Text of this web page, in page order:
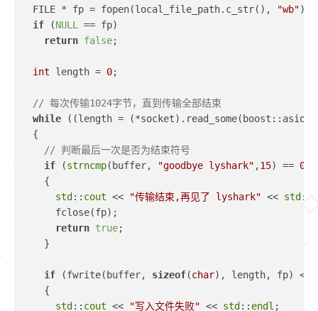
  FILE * fp = fopen(local_file_path.c_str(),
"wb");
if (NULL
== fp)
return false;
int length = 0;
// 每次传输1024字节，直到传输全部结束
while ((length =
  {
// 判断最后一次是否为结束符号
if (strncmp(buffer, "goodbye lyshark" ,15) == 0
    {
std :: cout << "传输结束,再见了 lyshark" << std ::
      fclose(fp);
return true;
    }
if (fwrite(buffer, sizeof(char), length, fp) <
    {
std :: cout << "写入文件失败" << std :: endl ;